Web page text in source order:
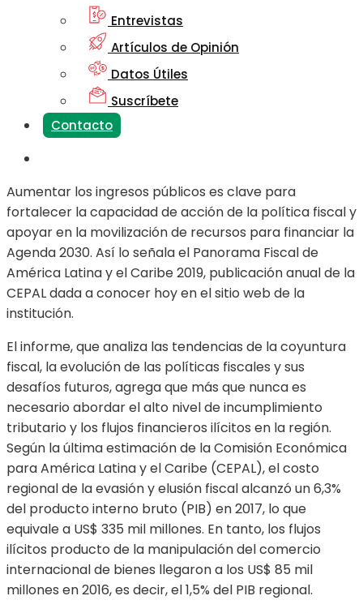
Entrevistas
Artículos de Opinión
Datos Útiles
Suscríbete
Contacto
Aumentar los ingresos públicos es clave para
fortalecer la capacidad de acción de la política fiscal y
apoyar en la movilización de recursos para financiar la
Agenda 2030. Así lo señala el Panorama Fiscal de
América Latina y el Caribe 2019, publicación anual de la
CEPAL dada a conocer hoy en el sitio web de la
institución.
El informe, que analiza las tendencias de la coyuntura
fiscal, la evolución de las políticas fiscales y sus
desafíos futuros, agrega que más que nunca es
necesario abordar el alto nivel de incumplimiento
tributario y los flujos financieros ilícitos en la región.
Según la última estimación de la Comisión Económica
para América Latina y el Caribe (CEPAL), el costo
regional de la evasión y elusión fiscal alcanzó un 6,3%
del producto interno bruto (PIB) en 2017, lo que
equivale a US$ 335 mil millones. En tanto, los flujos
ilícitos producto de la manipulación del comercio
internacional de bienes llegaron a los US$ 85 mil
millones en 2016, es decir, el 1,5% del PIB regional.